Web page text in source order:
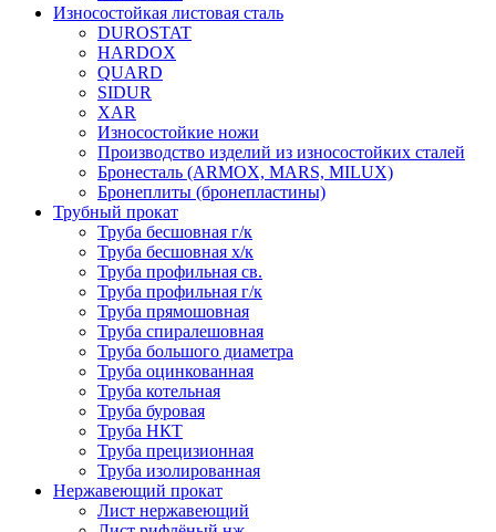
Износостойкая листовая сталь
DUROSTAT
HARDOX
QUARD
SIDUR
XAR
Износостойкие ножи
Производство изделий из износостойких сталей
Бронесталь (ARMOX, MARS, MILUX)
Бронеплиты (бронепластины)
Трубный прокат
Труба бесшовная г/к
Труба бесшовная х/к
Труба профильная св.
Труба профильная г/к
Труба прямошовная
Труба спиралешовная
Труба большого диаметра
Труба оцинкованная
Труба котельная
Труба буровая
Труба НКТ
Труба прецизионная
Труба изолированная
Нержавеющий прокат
Лист нержавеющий